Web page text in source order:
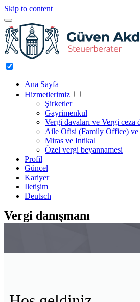
Skip to content
Ana Sayfa
Hizmetlerimiz
Şirketler
Gayrimenkul
Vergi davaları ve Vergi ceza
Aile Ofisi (Family Office) ve
Miras ve Intikal
Özel vergi beyannamesi
Profil
Güncel
Kariyer
Iletişim
Deutsch
Vergi danışmanı